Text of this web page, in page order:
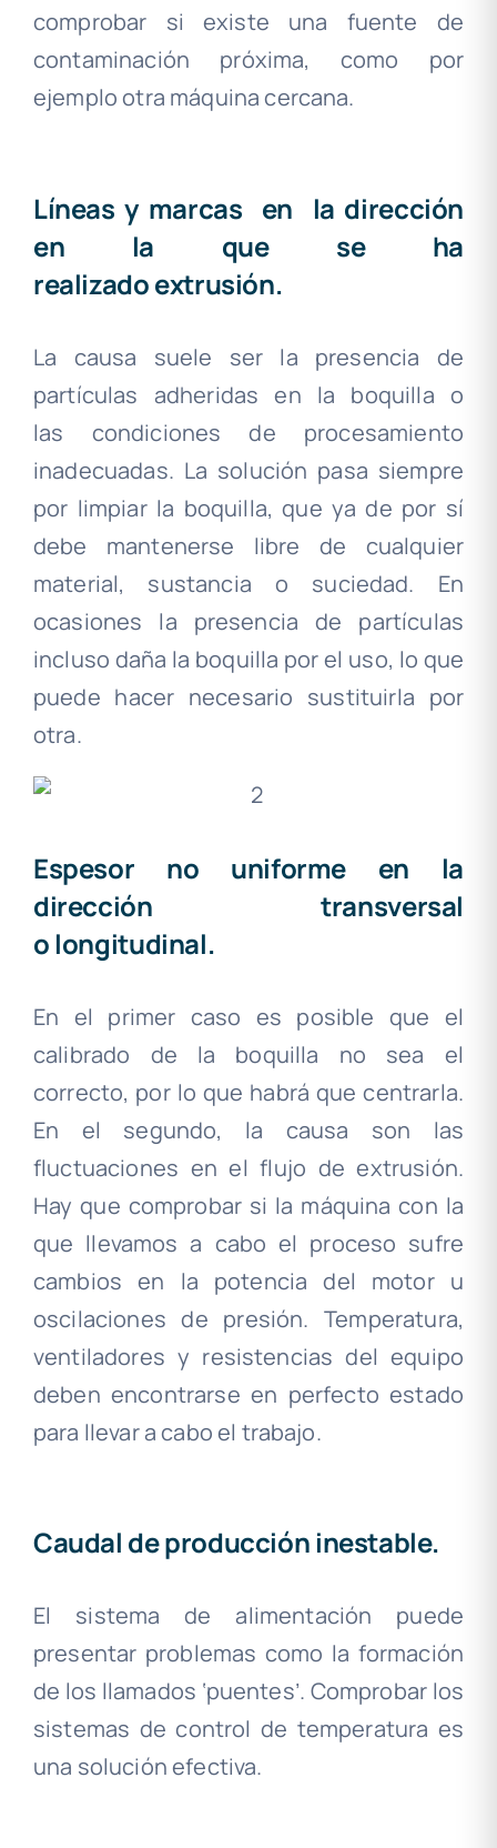
comprobar si existe una fuente de
contaminación próxima, como por
ejemplo otra máquina cercana.
Líneas y marcas en la dirección
en la que se ha
realizado extrusión.
La causa suele ser la presencia de
partículas adheridas en la boquilla o
las condiciones de procesamiento
inadecuadas. La solución pasa siempre
por limpiar la boquilla, que ya de por sí
debe mantenerse libre de cualquier
material, sustancia o suciedad. En
ocasiones la presencia de partículas
incluso daña la boquilla por el uso, lo que
puede hacer necesario sustituirla por
otra.
Espesor no uniforme en la
dirección transversal
o longitudinal.
En el primer caso es posible que el
calibrado de la boquilla no sea el
correcto, por lo que habrá que centrarla.
En el segundo, la causa son las
fluctuaciones en el flujo de extrusión.
Hay que comprobar si la máquina con la
que llevamos a cabo el proceso sufre
cambios en la potencia del motor u
oscilaciones de presión. Temperatura,
ventiladores y resistencias del equipo
deben encontrarse en perfecto estado
para llevar a cabo el trabajo.
Caudal de producción inestable.
El sistema de alimentación puede
presentar problemas como la formación
de los llamados ‘puentes’. Comprobar los
sistemas de control de temperatura es
una solución efectiva.